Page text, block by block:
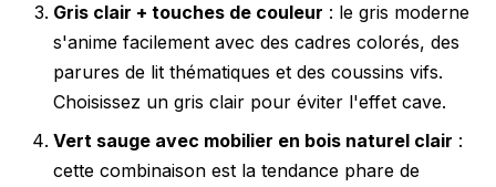
Gris clair + touches de couleur : le gris moderne
s'anime facilement avec des cadres colorés, des
parures de lit thématiques et des coussins vifs.
Choisissez un gris clair pour éviter l'effet cave.
Vert sauge avec mobilier en bois naturel clair :
cette combinaison est la tendance phare de